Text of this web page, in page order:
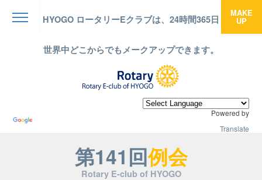
HYOGO ロータリーEクラブは、24時間365日
世界中どこからでもメークアップできます。
MAKE
UP
Powered by
Translate
第141回例会
Rotary E-club of HYOGO